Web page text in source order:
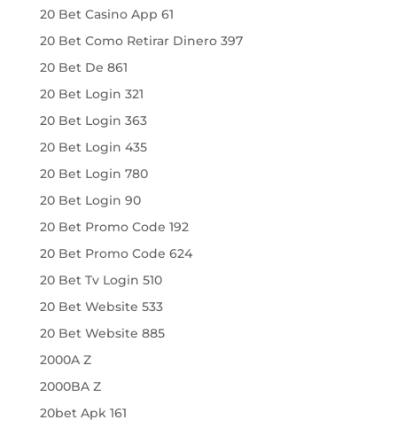
20 Bet Casino App 61
20 Bet Como Retirar Dinero 397
20 Bet De 861
20 Bet Login 321
20 Bet Login 363
20 Bet Login 435
20 Bet Login 780
20 Bet Login 90
20 Bet Promo Code 192
20 Bet Promo Code 624
20 Bet Tv Login 510
20 Bet Website 533
20 Bet Website 885
2000A Z
2000BA Z
20bet Apk 161